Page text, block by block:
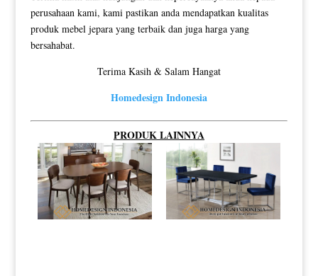
perusahaan kami, kami pastikan anda mendapatkan kualitas
produk mebel jepara yang terbaik dan juga harga yang
bersahabat.
Terima Kasih & Salam Hangat
Homedesign Indonesia
PRODUK LAINNYA